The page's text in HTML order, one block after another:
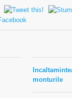
monturile